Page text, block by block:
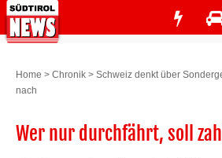
Home > Chronik > Schweiz denkt über
nach
Wer nur durchfährt, soll